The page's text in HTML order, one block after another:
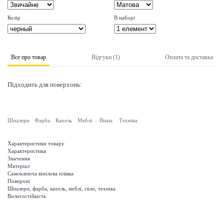
Колір В наборі
Все про товар Відгуки (1) Оплата та доставка
Підходить для поверхонь:
Шпалери Фарба Кахель Меблі Вікна Техніка
Характеристики товару
Характеристика
Значення
Матеріал
Самоклеюча вінілова плівка
Поверхні
Шпалери, фарба, кахель, меблі, скло, техніка
Вологостійкість